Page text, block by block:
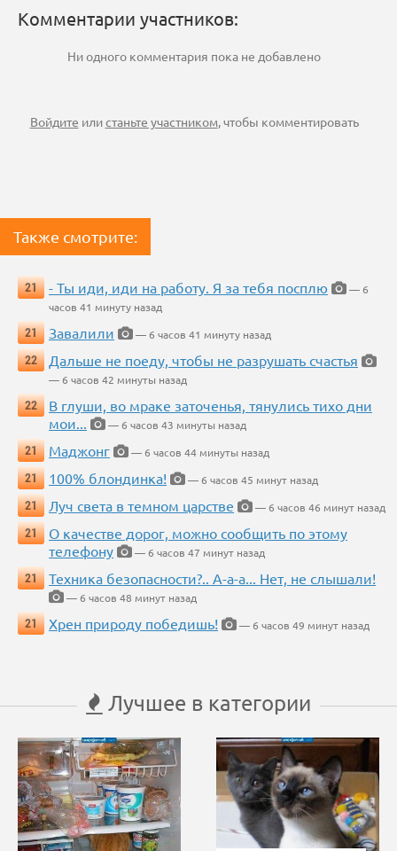
Комментарии участников:
Ни одного комментария пока не добавлено
Войдите илистаньте участником, чтобы комментировать
Также смотрите:
21 - Ты иди, иди на работу. Я за тебя посплю
— 6
часов 41 минуту назад
21
Завалили
— 6 часов 41 минуту назад
22
Дальше не поеду, чтобы не разрушать счастья
— 6 часов 42 минуты назад
22
В глуши, во мраке заточенья, тянулись тихо дни
мои...
— 6 часов 43 минуты назад
21
Маджонг
— 6 часов 44 минуты назад
21
100% блондинка!
— 6 часов 45 минут назад
21
Луч света в темном царстве
— 6 часов 46 минут назад
21
О качестве дорог, можно сообщить по этому
телефону
— 6 часов 47 минут назад
21
Техника безопасности?.. А-а-а... Нет, не слышали!
— 6 часов 48 минут назад
21
Хрен природу победишь! — 6 часов 49 минут назад
Лучшее в категории